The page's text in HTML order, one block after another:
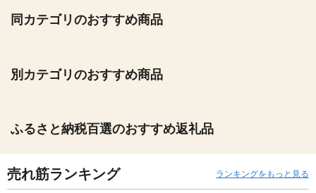
同カテゴリのおすすめ商品
別カテゴリのおすすめ商品
ふるさと納税百選のおすすめ返礼品
売れ筋ランキング ランキングをもっと見る